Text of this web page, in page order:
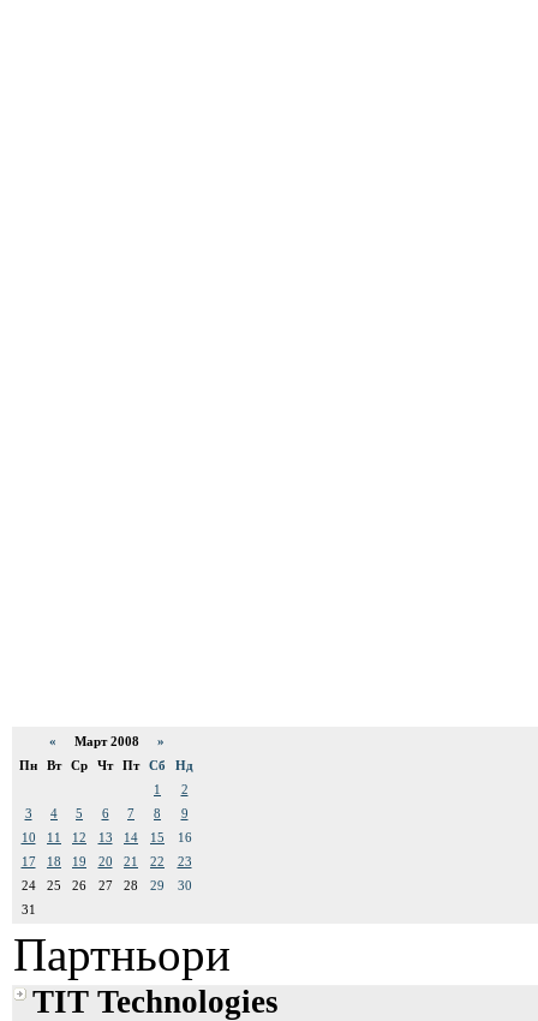
« Март 2008 »
Пн
Вт Ср Чт Пт Сб
Нд
1
2
3
4 5 6 7 8
9
10
11 12 13 14 15
16
17
18 19 20 21 22
23
24
25 26 27 28 29
30
31
Партньори
TIT Technologies